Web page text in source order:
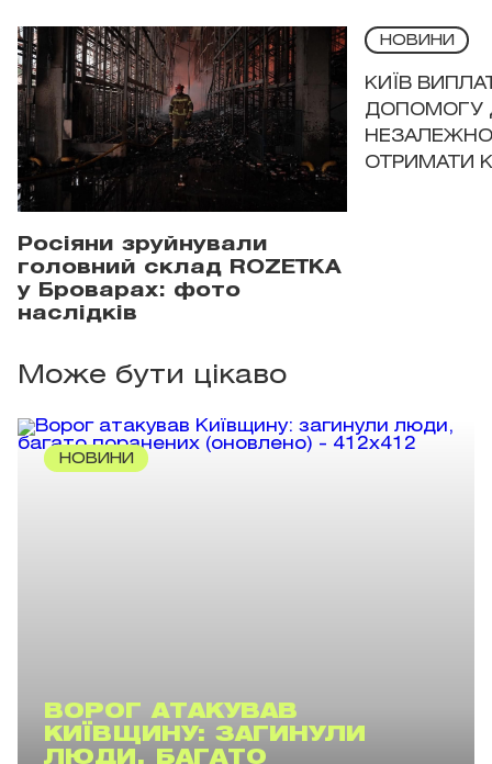
Росіяни зруйнували
головний склад ROZETKA
у Броварах: фото
наслідків
НОВИНИ
КИЇВ
ДОПОМОГУ
ОТРИМАТИ
Може бути цікаво
НОВИНИ
ВОРОГ АТАКУВАВ
КИЇВЩИНУ: ЗАГИНУЛИ
ЛЮДИ, БАГАТО